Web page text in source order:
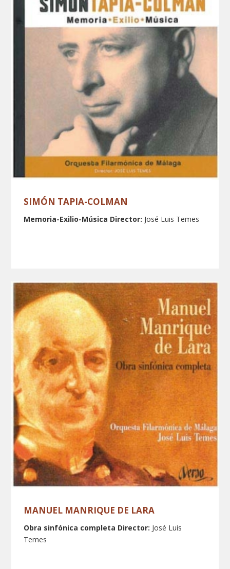
SIMÓN TAPIA-COLMAN
Memoria-Exilio-Música Director: José Luis Temes
MANUEL MANRIQUE DE LARA
Obra sinfónica completa Director: José Luis
Temes